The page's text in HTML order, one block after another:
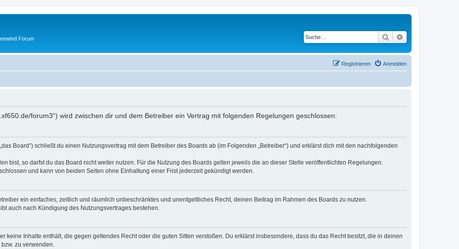
Forum Suche
Anmelden
Registrieren
forum3“) wird zwischen dir und dem Betreiber ein Vertrag mit folgenden Regelungen geschlossen:
Board“) schließt du einen Nutzungsvertrag mit dem Betreiber des Boards ab (im Folgenden „Betreiber“) und erklärst dich mit den nachfolgenden
bist, so darfst du das Board nicht weiter nutzen. Für die Nutzung des Boards gelten jeweils die an dieser Stelle veröffentlichten Regelungen.
und kann von beiden Seiten ohne Einhaltung einer Frist jederzeit gekündigt werden.
ein einfaches, zeitlich und räumlich unbeschränktes und unentgeltliches Recht, deinen Beitrag im Rahmen des Boards zu nutzen.
auch nach Kündigung des Nutzungsvertrages bestehen.
keine Inhalte enthält, die gegen geltendes Recht oder die guten Sitten verstoßen. Du erklärst insbesondere, dass du das Recht besitzt, die in deinen
zu verwenden.